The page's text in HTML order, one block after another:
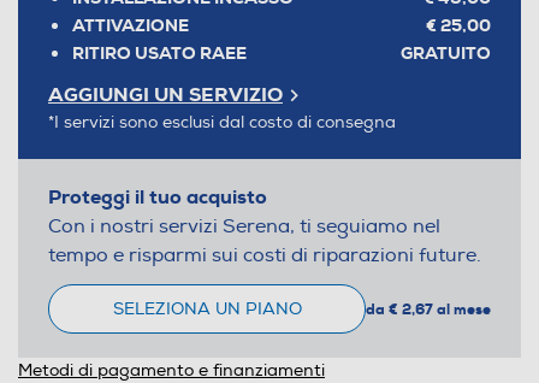
ATTIVAZIONE
€ 25,00
RITIRO USATO RAEE
GRATUITO
AGGIUNGI UN SERVIZIO
*I servizi sono esclusi dal costo di consegna
Proteggi il tuo acquisto
Con i nostri servizi Serena, ti seguiamo nel
tempo e risparmi sui costi di riparazioni future.
SELEZIONA UN PIANO da € 2,67 al mese
Metodi di pagamento e finanziamenti